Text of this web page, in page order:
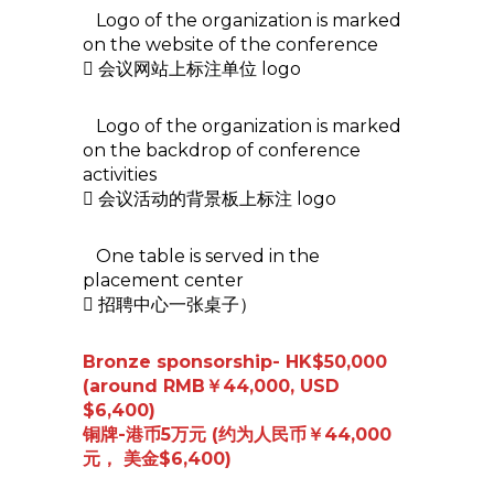
Logo of the organization is marked
on the website of the conference
 会议网站上标注单位 logo
Logo of the organization is marked
on the backdrop of conference
activities
 会议活动的背景板上标注 logo
One table is served in the
placement center
 招聘中心一张桌子）
Bronze sponsorship- HK$50,000
(around RMB￥44,000, USD
$6,400)
铜牌-港币5万元 (约为人民币￥44,000
元， 美金$6,400)